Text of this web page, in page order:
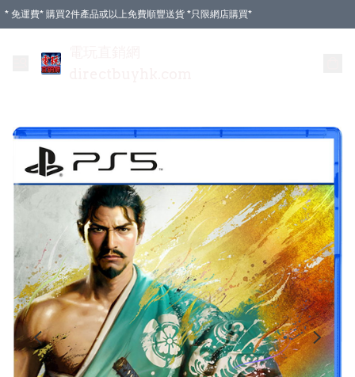
* 免運費* 購買2件產品或以上免費順豐送貨 *只限網店購買*